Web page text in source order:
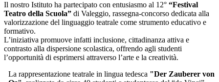
Il nostro Istituto ha partecipato con entusiasmo al 12° “Festival
Teatro della Scuola” di Valeggio, rassegna-concorso dedicata alla
valorizzazione del linguaggio teatrale come strumento educativo e
formativo.
L’iniziativa promuove infatti inclusione, cittadinanza attiva e
contrasto alla dispersione scolastica, offrendo agli studenti
l’opportunità di esprimersi attraverso l’arte e la creatività.
La rappresentazione teatrale in lingua tedesca "Der Zauberer von